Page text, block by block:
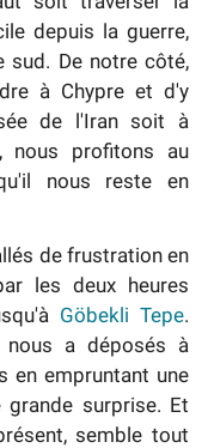
depuis la guerre,
sud. De notre côté,
à Chypre et d'y
de l'Iran soit à
nous profitons au
nous reste en
de frustration en
les deux heures
Göbekli Tepe.
a déposés à
en empruntant une
surprise. Et
semble tout